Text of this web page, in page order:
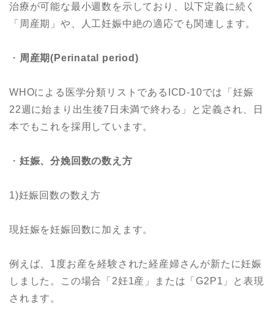
治療が可能な最小週数を示しており、以下定義に続く
「周産期」や、人工妊娠中絶の適応でも関連します。
・ 周産期(Perinatal period)
WHOによる医学分類リストであるICD-10では「妊娠
22週に始まり出生後7日未満で終わる」と定義され、日
本でもこれを採用しています。
・ 妊娠、分娩回数の数え方
1)妊娠回数の数え方
現妊娠を妊娠回数に加えます。
例えば、1度お産を経験された経産婦さんが新たに妊娠
しました。この場合「2妊1産」または「G2P1」と表現
されます。